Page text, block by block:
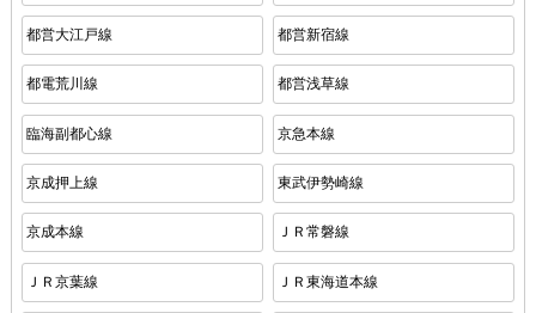
都営大江戸線 都営新宿線
都電荒川線 都営浅草線
臨海副都心線 京急本線
京成押上線 東武伊勢崎線
京成本線 ＪＲ常磐線
ＪＲ京葉線 ＪＲ東海道本線